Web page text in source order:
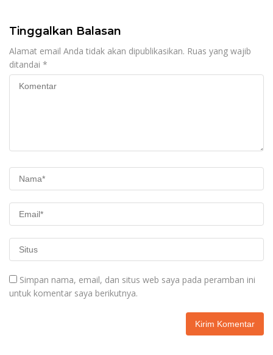
Tinggalkan Balasan
Alamat email Anda tidak akan dipublikasikan. Ruas yang wajib
ditandai *
Simpan nama, email, dan situs web saya pada peramban ini
untuk komentar saya berikutnya.